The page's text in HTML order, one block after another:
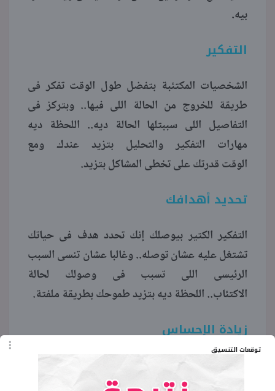
توقعات التنسيق
بيه.
التفكير
الشخصيات المكتئبة بتفضل طول الوقت تفكر فى
طريقة للخروج من الحالة اللى فيها.. وبتركز فى
التفاصيل اللى سببتلها الحالة ديه.. اللحظة ديه
مهارات التفكير والتحليل بتزيد عندك ومع
الوقت قدرتك على تخطى المشاكل بتزيد.
تحديد أهدافك
التفكير الكتير بيوصلك إنك تحدد هدف فى حياتك
تشتغل عليه عشان توصله.. وغالبا عشان تنسى السبب
الرئيسى اللى تسبب فى وصولك لحالة
الاكتئاب.. اللحظة ديه بتزيد طموحك بطريقة ملفتة.
زيادة الإحساس
الإنسان اللى جواك.. بتخليك تبدأ تراعى مشاعر الناس